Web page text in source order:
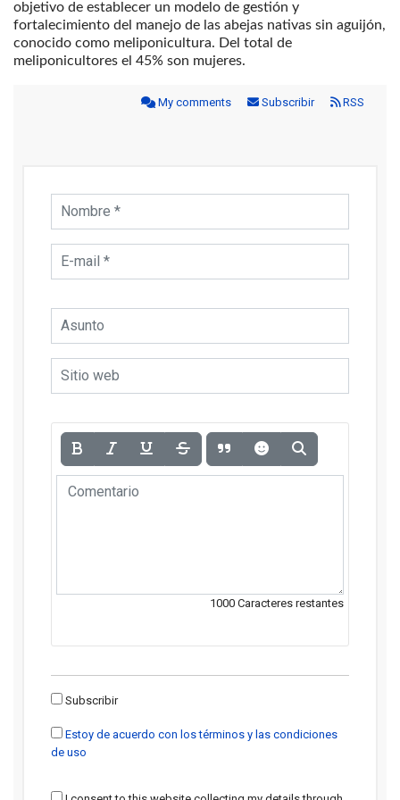
objetivo de establecer un modelo de gestión y
fortalecimiento del manejo de las abejas nativas sin aguijón,
conocido como meliponicultura. Del total de
meliponicultores el 45% son mujeres.
My comments Subscribir RSS
1000 Caracteres restantes
Subscribir
Estoy de acuerdo con los términos y las condiciones
de uso